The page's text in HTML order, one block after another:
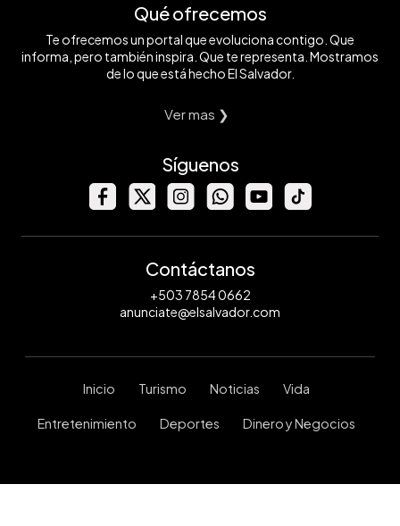
Qué ofrecemos
Te ofrecemos un portal que evoluciona contigo. Que
informa, pero también inspira. Que te representa. Mostramos
de lo que está hecho El Salvador.
Ver mas ❯
Síguenos
Contáctanos
+503 7854 0662
anunciate@elsalvador.com
Inicio Turismo Noticias Vida
Entretenimiento Deportes Dinero y Negocios